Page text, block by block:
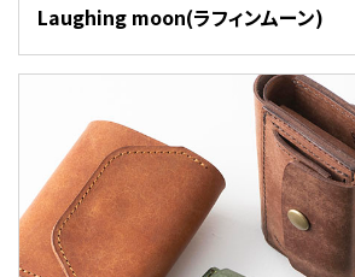
Laughing moon(ラフィンムーン)